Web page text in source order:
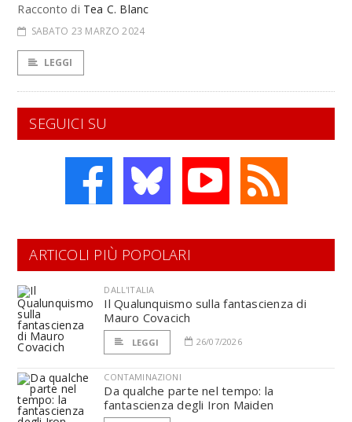
Racconto di Tea C. Blanc
SABATO 23 MARZO 2024
LEGGI
SEGUICI SU
ARTICOLI PIÙ POPOLARI
DALL'ITALIA
Il Qualunquismo sulla fantascienza di
Mauro Covacich
LEGGI 26/07/2026
CONTAMINAZIONI
Da qualche parte nel tempo: la
fantascienza degli Iron Maiden